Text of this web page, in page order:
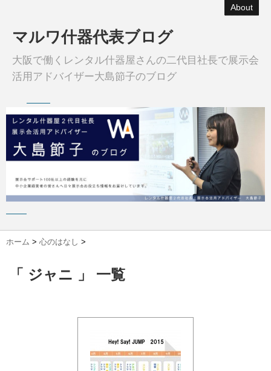
About
マルワ什器代表ブログ
大阪で働くレンタル什器屋さんの二代目社長で展示会
活用アドバイザー大島節子のブログ
ホーム > 心のはなし >
「 ジャニ 」 一覧